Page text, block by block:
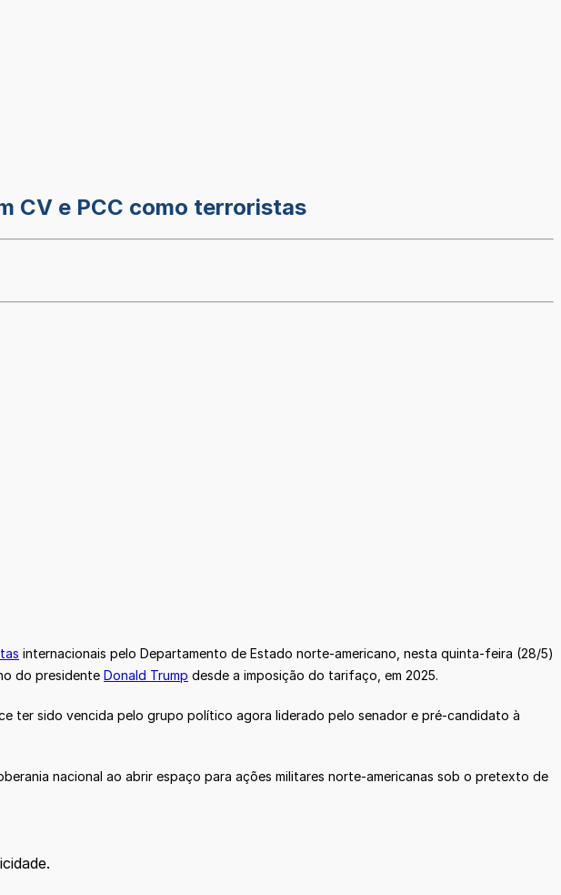
CV e PCC como terroristas
internacionais pelo Departamento de Estado norte-americano, nesta quinta-feira (28/5)
do presidente Donald Trump desde a imposição do tarifaço, em 2025.
ter sido vencida pelo grupo político agora liderado pelo senador e pré-candidato à
nacional ao abrir espaço para ações militares norte-americanas sob o pretexto de